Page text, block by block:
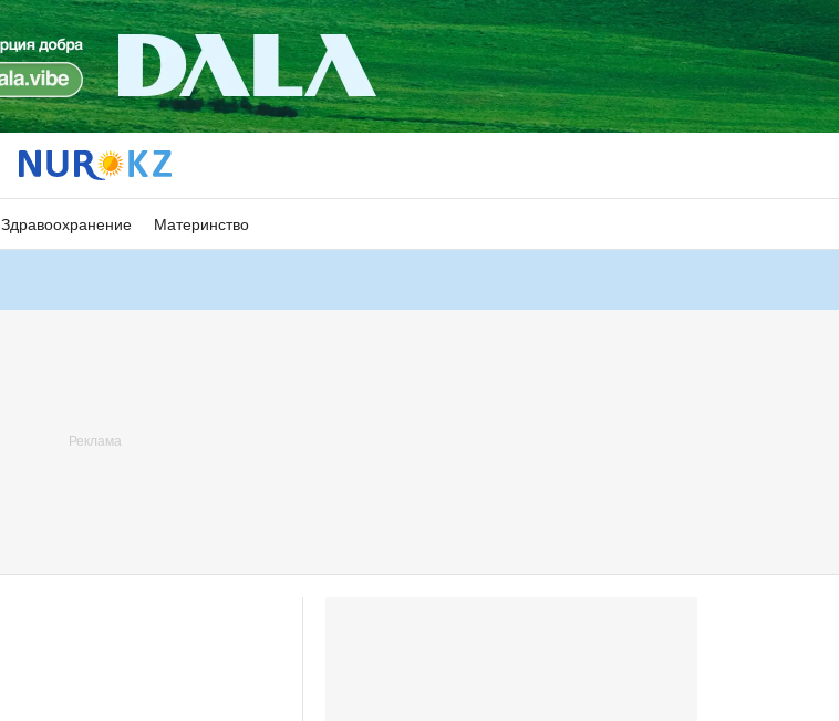
Здравоохранение Материнство